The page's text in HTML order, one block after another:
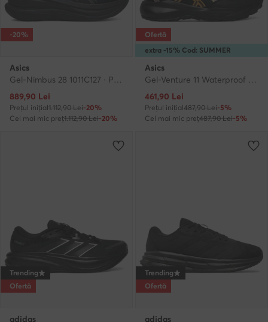
-20%
Asics
Gel-Nimbus 28 1011C127 · Pantofi pentru alergare
Prețul actual
889,90 Lei
Prețul inițial1.112,90 Lei-20%
Cel mai mic preț1.112,90 Lei-20%
extra -15% Cod: SUMMER
Ofertă
Asics
Gel-Venture 11 Waterproof 1011C159 · Pantofi pentru alergare
Prețul actual
461,90 Lei
Prețul inițial487,90 Lei-5%
Cel mai mic preț487,90 Lei-5%
Trending
Ofertă
adidas
Trending
Ofertă
adidas